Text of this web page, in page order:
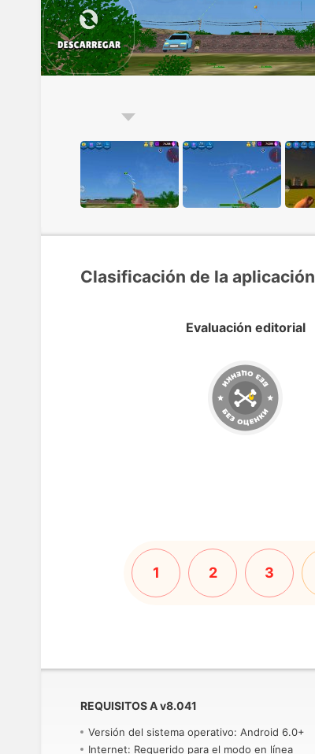
Clasificación de la aplicación
Evaluación editorial
1 2 3
REQUISITOS Av8.041
Versión del sistema operativo: Android 6.0+
Internet: Requerido para el modo en línea